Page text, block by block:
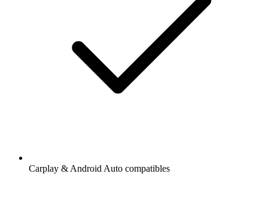
Carplay & Android Auto compatibles